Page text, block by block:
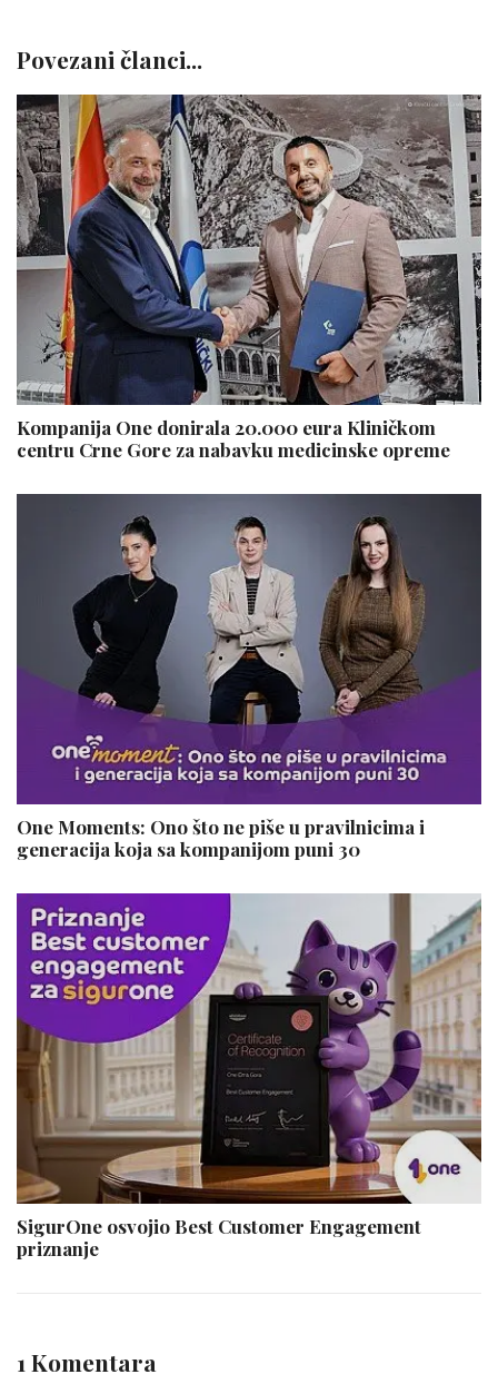
Povezani članci...
Kompanija One donirala 20.000 eura Kliničkom
centru Crne Gore za nabavku medicinske opreme
One Moments: Ono što ne piše u pravilnicima i
generacija koja sa kompanijom puni 30
SigurOne osvojio Best Customer Engagement
priznanje
1 Komentara